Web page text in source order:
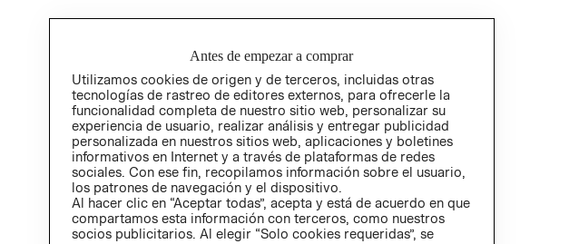
Antes de empezar a comprar
Utilizamos cookies de origen y de terceros, incluidas otras
tecnologías de rastreo de editores externos, para ofrecerle la
funcionalidad completa de nuestro sitio web, personalizar su
experiencia de usuario, realizar análisis y entregar publicidad
personalizada en nuestros sitios web, aplicaciones y boletines
informativos en Internet y a través de plataformas de redes
sociales. Con ese fin, recopilamos información sobre el usuario,
los patrones de navegación y el dispositivo.
Al hacer clic en “Aceptar todas”, acepta y está de acuerdo en que
compartamos esta información con terceros, como nuestros
socios publicitarios. Al elegir “Solo cookies requeridas”, se